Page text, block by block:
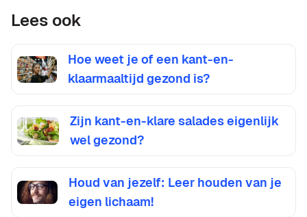
Lees ook
Hoe weet je of een kant-en-
klaarmaaltijd gezond is?
Zijn kant-en-klare salades eigenlijk
wel gezond?
Houd van jezelf: Leer houden van je
eigen lichaam!